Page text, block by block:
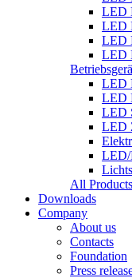
LED
LED
LED
LED
LED
LED
LED
LED
LED/
All Products
Downloads
Company
About us
Contacts
Foundation
Press